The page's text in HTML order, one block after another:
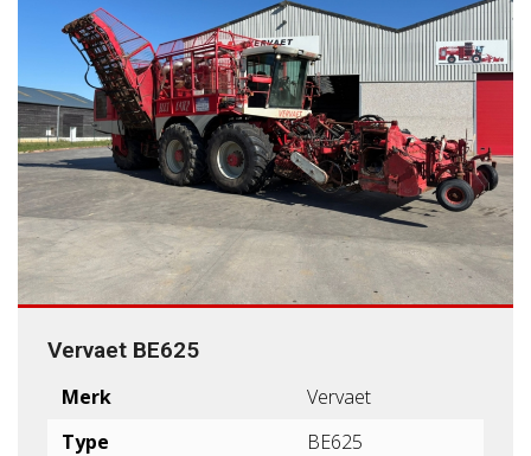
Vervaet BE625
Merk
Vervaet
Type
BE625